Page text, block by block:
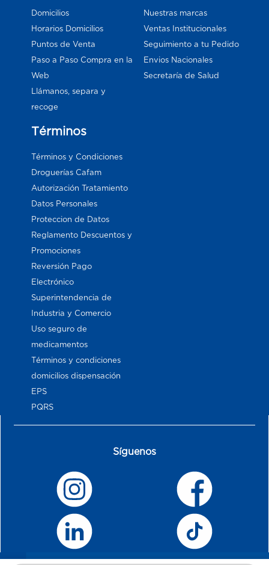
Domicilios
Horarios Domicilios
Puntos de Venta
Paso a Paso Compra en la
Web
Llámanos, separa y
recoge
Nuestras marcas
Ventas Institucionales
Seguimiento a tu Pedido
Envios Nacionales
Secretaría de Salud
Términos
Términos y Condiciones
Droguerías Cafam
Autorización Tratamiento
Datos Personales
Proteccion de Datos
Reglamento Descuentos y
Promociones
Reversión Pago
Electrónico
Superintendencia de
Industria y Comercio
Uso seguro de
medicamentos
Términos y condiciones
domicilios dispensación
EPS
PQRS
Síguenos